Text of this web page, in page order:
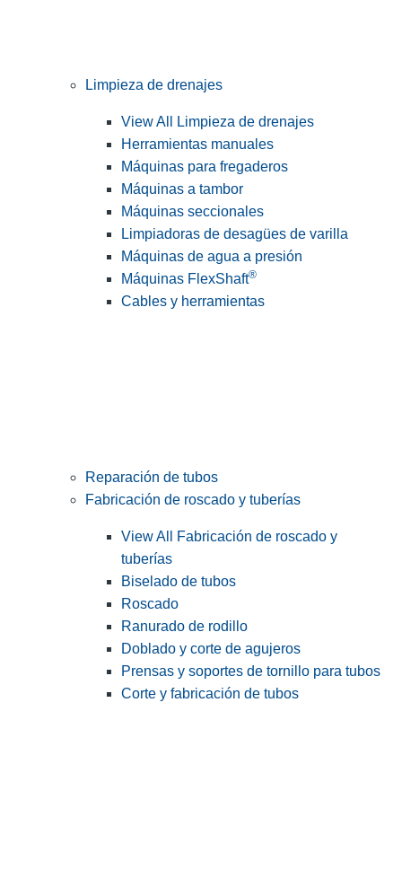
Limpieza de drenajes
View All Limpieza de drenajes
Herramientas manuales
Máquinas para fregaderos
Máquinas a tambor
Máquinas seccionales
Limpiadoras de desagües de varilla
Máquinas de agua a presión
Máquinas FlexShaft®
Cables y herramientas
Reparación de tubos
Fabricación de roscado y tuberías
View All Fabricación de roscado y
tuberías
Biselado de tubos
Roscado
Ranurado de rodillo
Doblado y corte de agujeros
Prensas y soportes de tornillo para tubos
Corte y fabricación de tubos